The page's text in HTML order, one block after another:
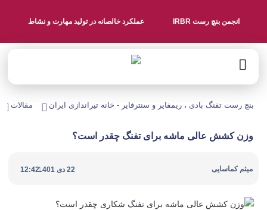
انجمن بنچ رست IRBR عملکرد خالصانه در تولید مهارت و نشاط
بنچ رست تفنگ بادی ، ریمفایر و سنترفایر - خانه تیراندازی ایران مقالات
وزن کشش عالی ماشه برای تفنگ چقدر است؟
میثم کماسایی 22 دی 1401 |
12:42